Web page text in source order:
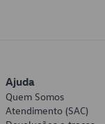
Ajuda
Quem Somos
Atendimento (SAC)